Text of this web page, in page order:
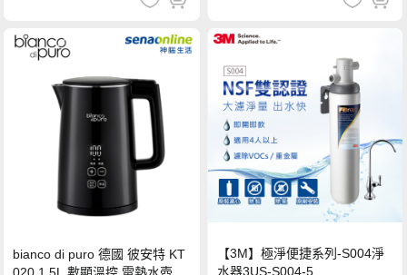
bianco di puro 德國 彼安特 KT
【3M】極淨便捷系列-S004淨
水器3US-S004-5